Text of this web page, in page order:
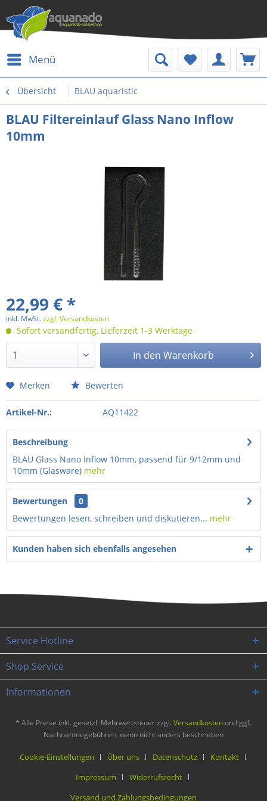
Menü
Übersicht BLAU aquaristic
BLAU Filtereinlauf Glass Nano Inflow
10mm
22,99 € *
inkl. MwSt.zzgl. Versandkosten
Sofort versandfertig, Lieferzeit 1-3 Werktage
In den Warenkorb
Merken Bewerten
Artikel-Nr.: AQ11422
Beschreibung
BLAU Glass Nano Inflow 10mm, passend für 9/12mm und
10mm (Glasware) mehr
Bewertungen
0
Bewertungen lesen, schreiben und diskutieren... mehr
Kunden haben sich ebenfalls angesehen
Service Hotline
Shop Service
Informationen
* Alle Preise inkl. gesetzl. Mehrwertsteuer zzgl. Versandkosten und ggf.
Nachnahmegebühren, wenn nicht anders beschrieben
Cookie-Einstellungen Über uns Datenschutz
Kontakt
Impressum
Widerrufsrecht
Versand und Zahlungsbedingungen